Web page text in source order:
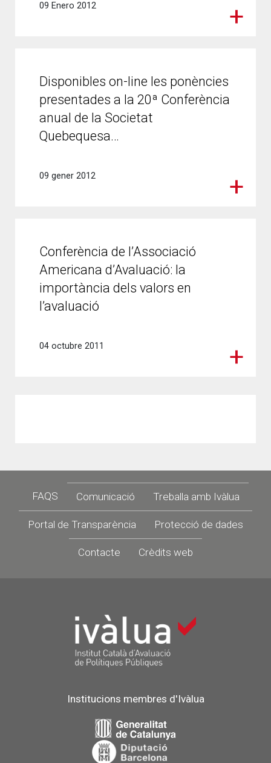
09 Enero 2012
Disponibles on-line les ponències
presentades a la 20ª Conferència
anual de la Societat
Quebequesa…
09 gener 2012
Conferència de l’Associació
Americana d’Avaluació: la
importància dels valors en
l’avaluació
04 octubre 2011
Footer
FAQS Comunicació Treballa amb Ivàlua
Portal de Transparència Protecció de dades
Contacte Crèdits web
Institucions membres d'Ivàlua